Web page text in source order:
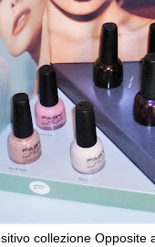
collezione Opposite